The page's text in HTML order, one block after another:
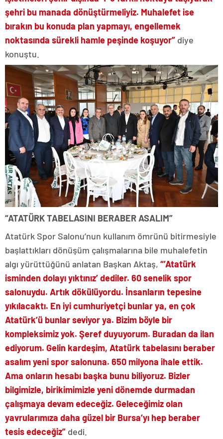
şehri bu manada dönüştürmeliyiz. Muhalefet ise
bırakın bu konuda plan yapmayı, engellemek
noktasında sürekli hamle peşinde koşuyor” diye
konuştu.
“ATATÜRK TABELASINI BERABER ASALIM”
Atatürk Spor Salonu’nun kullanım ömrünü bitirmesiyle
başlattıkları dönüşüm çalışmalarına bile muhalefetin
algı yürüttüğünü anlatan Başkan Aktaş, “’Atatürk
isminden dolayı yıktınız’ dediler. 60 senelik spor
salonuydu. Artık dökülüyordu. İnsanların tepesine
yıkılacaktı. En iyi cumhuriyetçi bunlar ya, en çok
Atatürk’ü bunlar seviyor ya. Bizim böyle bir
kompleksimiz yok. Şeref duyuyorum. Buradan da ilan
ediyorum. Gelin kardeşim, Atatürk tabelasını beraber
asalım yeni spor salonuna. 650 milyona ihale ettik.
Ama onların hesabı başka bunu biliyoruz. Bizler
bilgimizle, birikimimizle yeni dönemde durmadan
çalışmaya devam edeceğiz. Geleceğimiz olan
yavrularımıza daha güzel bir Bursa’yı hep beraber
tesis edeceğiz” dedi.